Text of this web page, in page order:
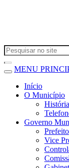
MENU
Início
O Município
História
Governo
Prefeito
Vice